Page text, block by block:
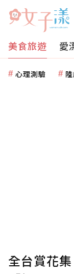
美食旅遊 愛
心理測驗
全台賞花